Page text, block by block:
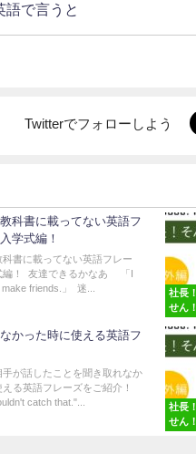
語で言うと
Twitterでフォローしよう
教科書に載ってない英語フ
学式編！
科書に載ってない英語フレー
編！ ⁡ 友達できるかなあ 「I
friends.」 ⁡ 迷...
社長
せん！
かった時に使える英語フ
手が話したことを聞き取れなか
える英語フレーズをご紹介！
catch that."...
社長
せん！